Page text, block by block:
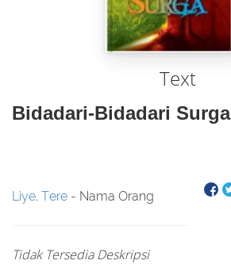
Text
Bidadari-Bidadari Surga
Liye, Tere - Nama Orang
Tidak Tersedia Deskripsi